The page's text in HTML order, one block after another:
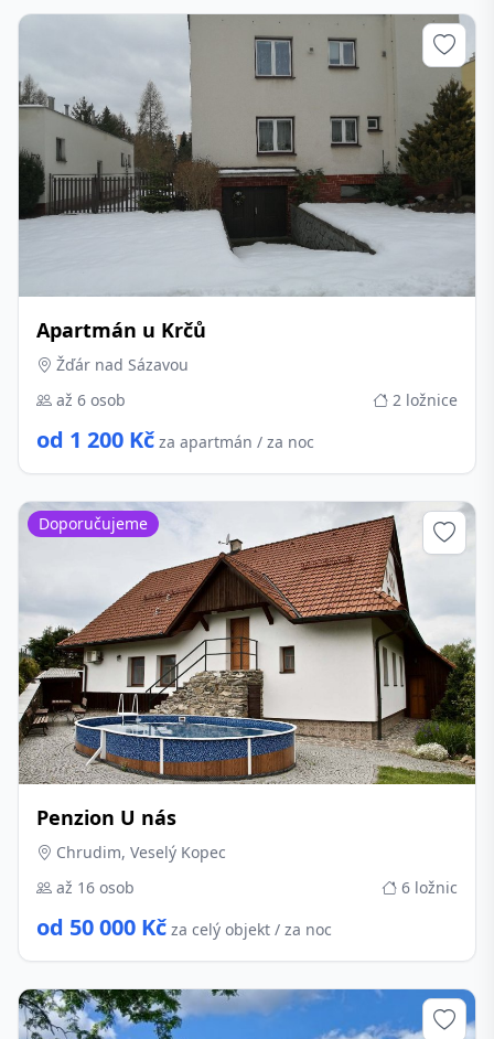
Apartmán u Krčů
Žďár nad Sázavou
až 6 osob
2 ložnice
od 1 200 Kč za apartmán / za noc
Penzion U nás
Chrudim, Veselý Kopec
až 16 osob
6 ložnic
od 50 000 Kč za celý objekt / za noc
Doporučujeme